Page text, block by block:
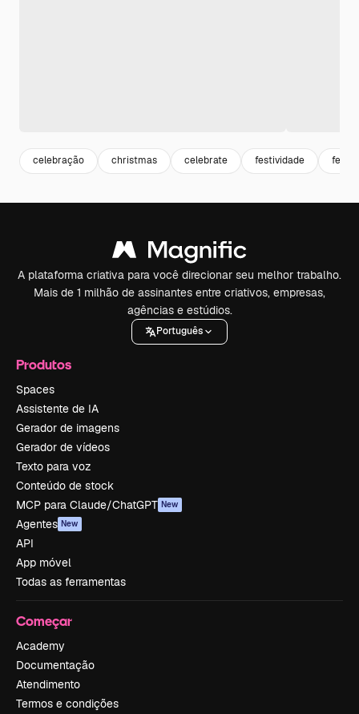
celebração christmas celebrate festividade festa
A plataforma criativa para você direcionar seu melhor trabalho.
Mais de 1 milhão de assinantes entre criativos, empresas,
agências e estúdios.
Português
Produtos
Spaces
Assistente de IA
Gerador de imagens
Gerador de vídeos
Texto para voz
Conteúdo de stock
MCP para Claude/ChatGPT New
Agentes New
API
App móvel
Todas as ferramentas
Começar
Academy
Documentação
Atendimento
Termos e condições